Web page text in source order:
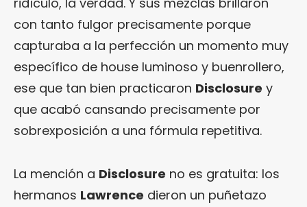
con tanto fulgor precisamente porque
capturaba a la perfección un momento muy
específico de house luminoso y buenrollero,
ese que tan bien practicaron Disclosure y
que acabó cansando precisamente por
sobrexposición a una fórmula repetitiva.
La mención a Disclosure no es gratuita: los
hermanos Lawrence dieron un puñetazo